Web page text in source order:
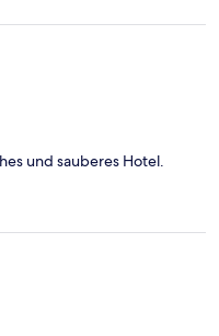
und sauberes Hotel.